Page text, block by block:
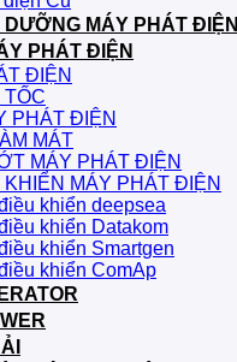
DƯỠNG MÁY PHÁT ĐIỆN
PHÁT ĐIỆN
ĐIỆN
TỐC
PHÁT ĐIỆN
MÁT
MÁY PHÁT ĐIỆN
KHIỂN MÁY PHÁT ĐIỆN
khiển deepsea
khiển Datakom
khiển Smartgen
khiển ComAp